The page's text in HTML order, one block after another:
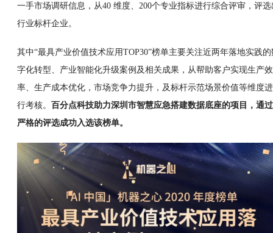
一手市场调研信息，从40 维度、200个专业指标进行综合评审，评选
行业标杆企业。
其中“最具产业价值技术应用TOP30”榜单主要关注近两年落地实践的
字化转型、产业智能化升级案例及相关成果，从帮助客户实现生产效
率、生产成本优化，市场竞争力提升，及标杆示范场景价值等维度进
行考核。 百分点科技助力深圳市智慧应急搭建数据底座的项目，通过
严格的评选成功入选该榜单。